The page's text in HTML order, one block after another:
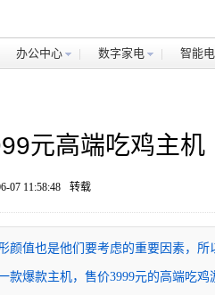
办公中心 数字家电 智能
元高端吃鸡主机
07 11:58:48 转载
值也是他们要考虑的重要因素，所
爆款主机，售价3999元的高端吃鸡